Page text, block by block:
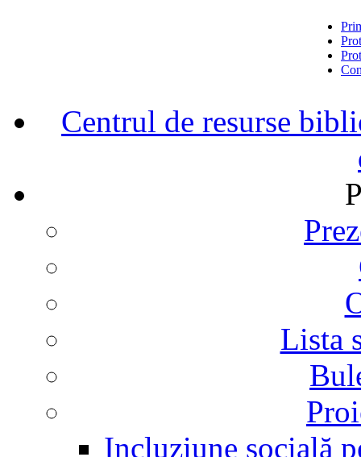
Centrul de resurse
Lista
Incluziune socială